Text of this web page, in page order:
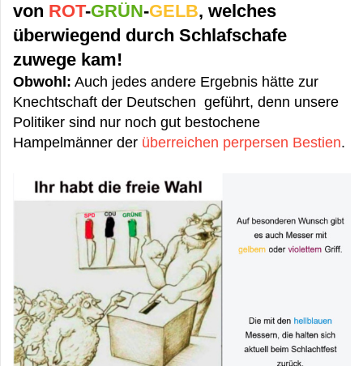
von ROT-GRÜN-GELB, welches
überwiegend durch Schlafschafe
zuwege kam!
Obwohl: Auch jedes andere Ergebnis hätte zur
Knechtschaft der Deutschen geführt, denn unsere
Politiker sind nur noch gut bestochene
Hampelmänner der überreichen perpersen Bestien.